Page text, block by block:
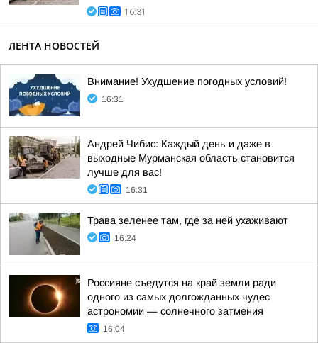
16:31
ЛЕНТА НОВОСТЕЙ
Внимание! Ухудшение погодных условий!
16:31
Андрей Чибис: Каждый день и даже в
выходные Мурманская область становится
лучше для вас!
16:31
Трава зеленее там, где за ней ухаживают
16:24
Россияне съедутся на край земли ради
одного из самых долгожданных чудес
астрономии — солнечного затмения
16:04